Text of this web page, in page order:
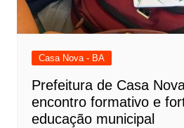
Casa Nova - BA
Prefeitura de Casa
encontro formativo e
educação municipal